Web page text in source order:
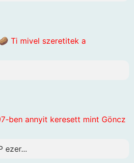
Ti mivel szeretitek a
ben annyit keresett mint Göncz
ezer...